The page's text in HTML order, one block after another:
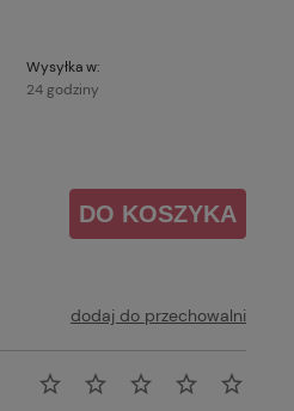
Wysyłka w:
24 godziny
DO KOSZYKA
dodaj do przechowalni